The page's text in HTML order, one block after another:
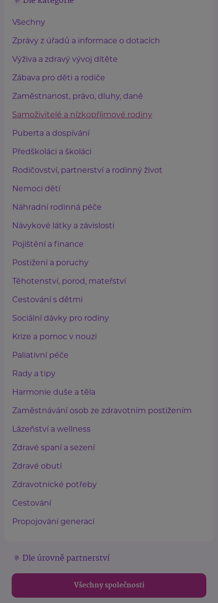
Všechny
Zprávy z úřadů a informace o dotacích
Výživa a zdravý vývoj dítěte
Zábava pro děti a rodiče
Zaměstnanost, právo, dluhy, daně
Samoživitelé a nízkopříjmové rodiny
Puberta a dospívání
Předškoláci a školáci
Rodičovství, partnerství a rodinný život
Nemoci dětí
Náhradní rodinná péče
Návykové látky a závislosti
Pojištění a finance
Postižení a poruchy
Těhotenství, porod, mateřství
Cestování s dětmi
Sociální dávky pro rodiny
Krize a pomoc v nouzi
Paliativní péče
Rady a tipy
Harmonie duše a těla
Zaměstnávání osob ze zdravotním postižením
Lázeňství a wellness
Zdravé spaní a sezení
Zdravé obutí
Zdravotnické potřeby
Cestování
Propojování generací
Dle úrovně partnerství
Všechny společnosti